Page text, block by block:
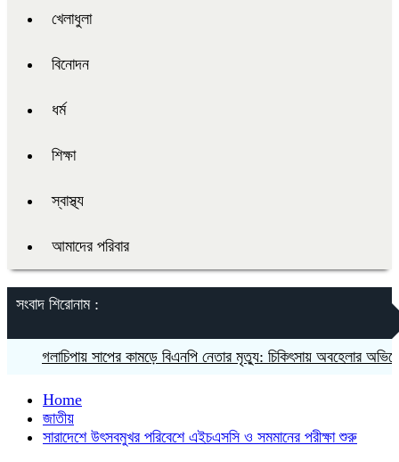
খেলাধুলা
বিনোদন
ধর্ম
শিক্ষা
স্বাস্থ্য
আমাদের পরিবার
সংবাদ শিরোনাম :
গলাচিপায় সাপের কামড়ে বিএনপি নেতার মৃত্যু: চিকিৎসায় অবহেলার অভিযোগ
Home
জাতীয়
সারাদেশে উৎসবমুখর পরিবেশে এইচএসসি ও সমমানের পরীক্ষা শুরু